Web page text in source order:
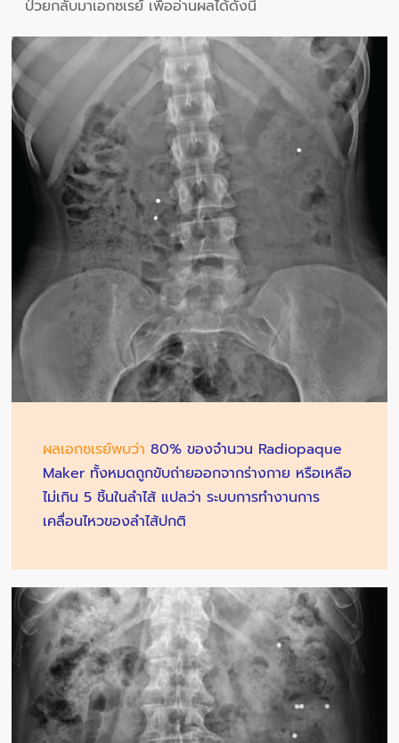
ป่วยกลับมาเอกซเรย์ เพื่ออ่านผลได้ดังนี้
ผลเอกซเรย์พบว่า 80% ของจำนวน Radiopaque
Maker ทั้งหมดถูกขับถ่ายออกจากร่างกาย หรือเหลือ
ไม่เกิน 5 ชิ้นในลำไส้ แปลว่า ระบบการทำงานการ
เคลื่อนไหวของลำไส้ปกติ